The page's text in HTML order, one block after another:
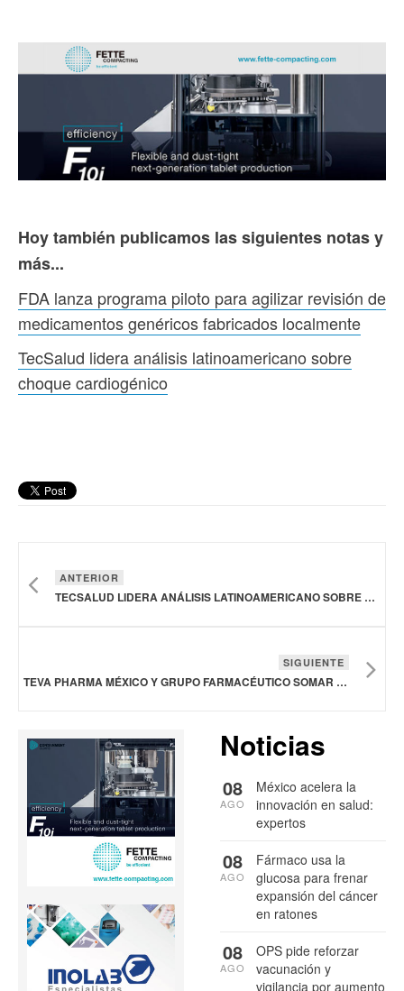
Hoy también publicamos las siguientes notas y
más...
FDA lanza programa piloto para agilizar revisión de
medicamentos genéricos fabricados localmente
TecSalud lidera análisis latinoamericano sobre
choque cardiogénico
ANTERIOR
TECSALUD LIDERA ANÁLISIS LATINOAMERICANO SOBRE CHOQUE CARDIOGÉNICO
SIGUIENTE
TEVA PHARMA MÉXICO Y GRUPO FARMACÉUTICO SOMAR ANUNCIAN ALIANZA ESTRATÉGICA EN TRATAMIENTOS DEL DOLOR
Noticias
México acelera la
innovación en salud:
expertos
08
AGO
Fármaco usa la
glucosa para frenar
expansión del cáncer
en ratones
08
AGO
OPS pide reforzar
vacunación y
vigilancia por aumento
08
AGO